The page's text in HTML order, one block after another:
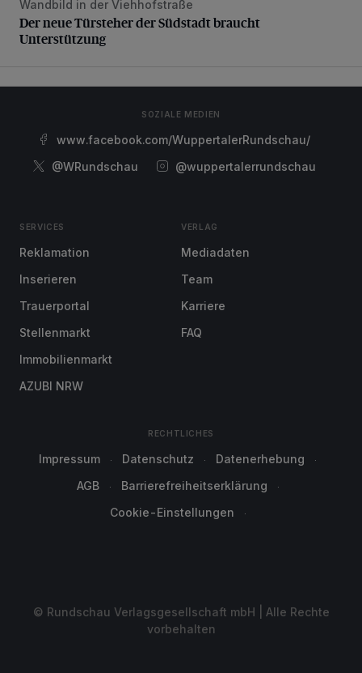
Der neue Türsteher der Südstadt braucht Unterstützung
Wandbild in der Viehhofstraße
Der neue Türsteher der Südstadt braucht
Unterstützung
SOZIALE MEDIEN
www.facebook.com/WuppertalerRundschau/
@WRundschau
@wuppertalerrundschau
SERVICES
Reklamation
Inserieren
Trauerportal
Stellenmarkt
Immobilienmarkt
AZUBI NRW
VERLAG
Mediadaten
Team
Karriere
FAQ
RECHTLICHES
Impressum Datenschutz
Datenerhebung
AGB
Barrierefreiheitserklärung
Cookie-Einstellungen
© Rundschau Verlagsgesellschaft mbH | Alle Rechte
vorbehalten